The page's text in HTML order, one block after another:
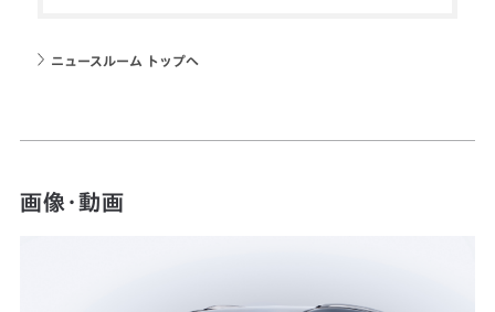
ニュースルーム トップへ
画像・動画